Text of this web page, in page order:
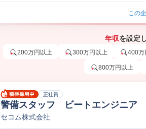
この
年収を設定
200万円以上 300万円以上 400万
800万円以上
正社員
警備スタッフ ビートエンジニア
セコム株式会社